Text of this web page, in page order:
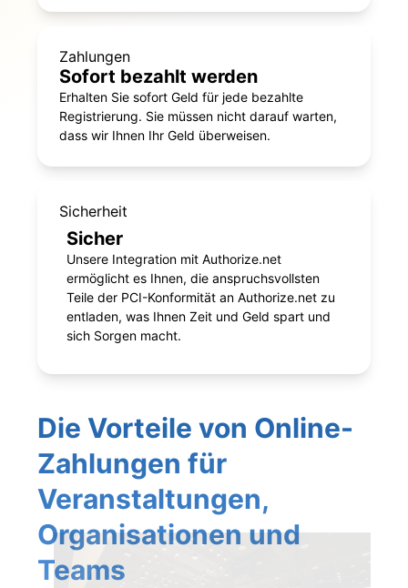
Zahlungen
Sofort bezahlt werden
Erhalten Sie sofort Geld für jede bezahlte
Registrierung. Sie müssen nicht darauf warten,
dass wir Ihnen Ihr Geld überweisen.
Sicherheit
Sicher
Unsere Integration mit Authorize.net
ermöglicht es Ihnen, die anspruchsvollsten
Teile der PCI-Konformität an Authorize.net zu
entladen, was Ihnen Zeit und Geld spart und
sich Sorgen macht.
Die Vorteile von Online-
Zahlungen für
Veranstaltungen,
Organisationen und
Teams